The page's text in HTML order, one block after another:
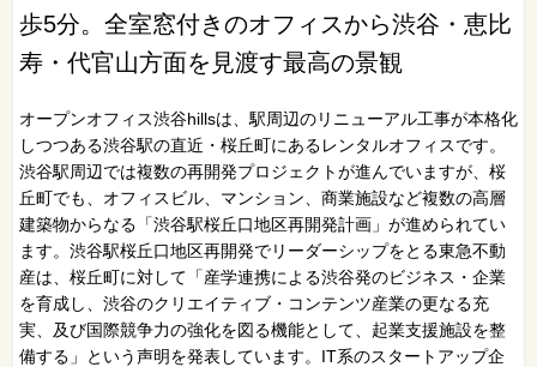
歩5分。全室窓付きのオフィスから渋谷・恵比
寿・代官山方面を見渡す最高の景観
オープンオフィス渋谷hillsは、駅周辺のリニューアル工事が本格化
しつつある渋谷駅の直近・桜丘町にあるレンタルオフィスです。
渋谷駅周辺では複数の再開発プロジェクトが進んでいますが、桜
丘町でも、オフィスビル、マンション、商業施設など複数の高層
建築物からなる「渋谷駅桜丘口地区再開発計画」が進められてい
ます。渋谷駅桜丘口地区再開発でリーダーシップをとる東急不動
産は、桜丘町に対して「産学連携による渋谷発のビジネス・企業
を育成し、渋谷のクリエイティブ・コンテンツ産業の更なる充
実、及び国際競争力の強化を図る機能として、起業支援施設を整
備する」という声明を発表しています。IT系のスタートアップ企